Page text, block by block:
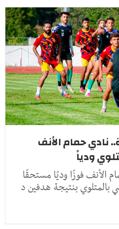
نادي حمام الأنف
ودياً
الأنف فوزًا وديًا مستحقًا
بنتيجة هدفين د